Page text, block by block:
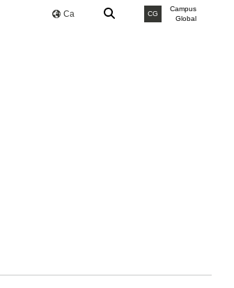
Ca CG
Campus
Global